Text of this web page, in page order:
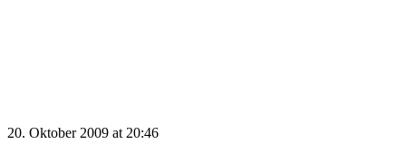
20. Oktober 2009 at 20:46